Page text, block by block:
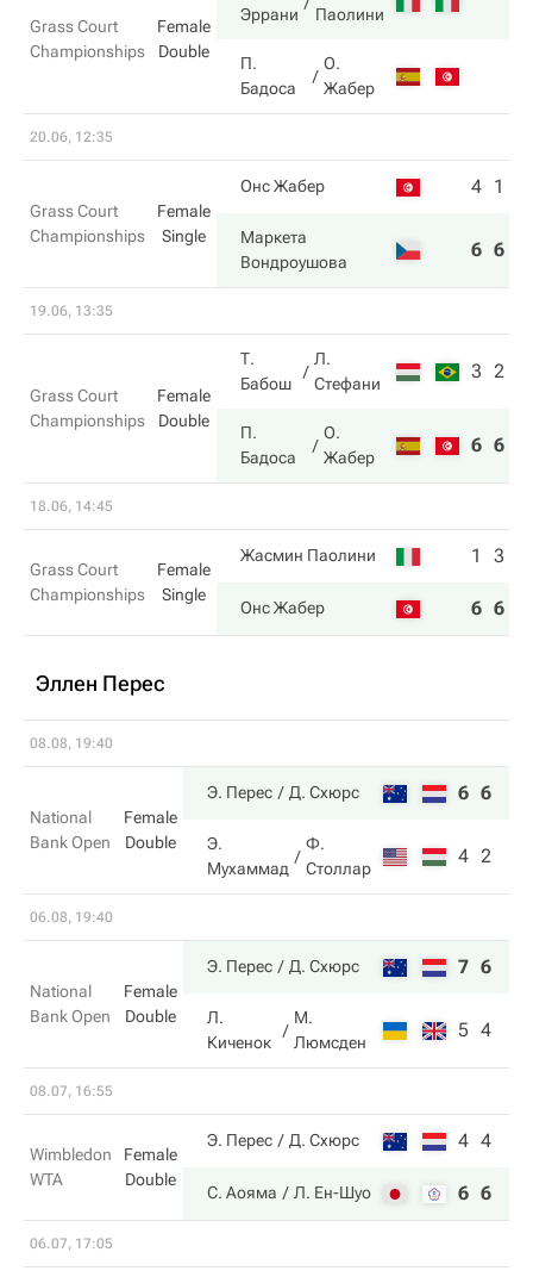
Grass Court
Championships
Female
Double
Эррани
Паолини
П.
Бадоса
О.
Жабер
20.06, 12:35
Grass Court
Championships
Female
Single
Онс Жабер 4 1
Маркета
Вондроушова
6 6
19.06, 13:35
Grass Court
Championships
Female
Double
Т.
Бабош
Л.
Стефани
3 2
П.
Бадоса
О.
Жабер
6 6
18.06, 14:45
Grass Court
Championships
Female
Single
Жасмин Паолини 1 3
Онс Жабер 6 6
Эллен Перес
08.08, 19:40
National
Bank Open
Female
Double
Э. Перес Д. Схюрс 6 6
Э.
Мухаммад
Ф.
Столлар
4 2
06.08, 19:40
National
Bank Open
Female
Double
Э. Перес Д. Схюрс 7 6
Л.
Киченок
М.
Люмсден
5 4
08.07, 16:55
Wimbledon
WTA
Female
Double
Э. Перес Д. Схюрс 4 4
С. Аояма Л. Ен-Шуо 6 6
06.07, 17:05